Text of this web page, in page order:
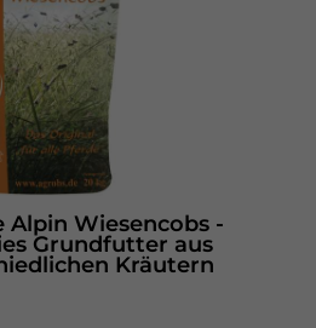
Alpin Wiesencobs -
Grundfutter aus
Kräutern